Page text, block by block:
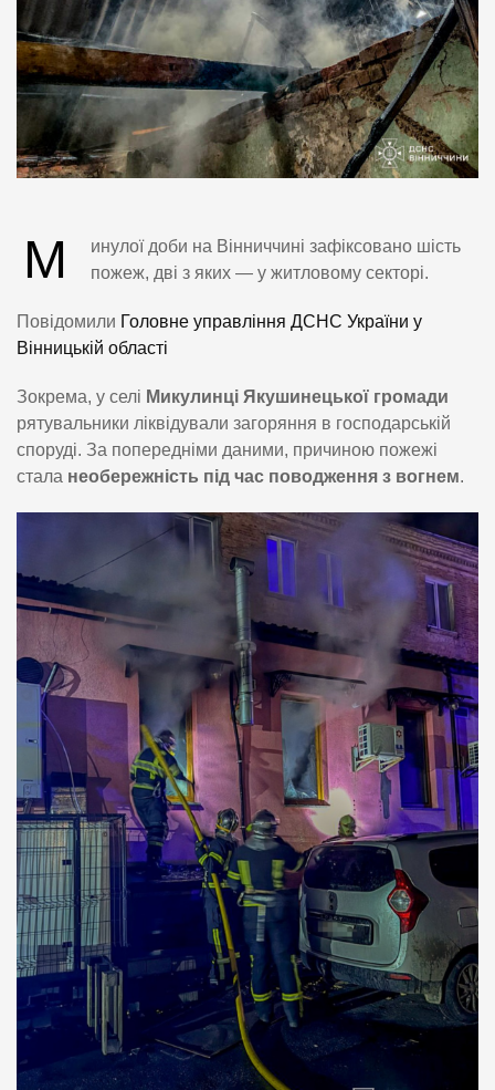
М
инулої доби на Вінниччині зафіксовано шість
пожеж, дві з яких — у житловому секторі.
Повідомили Головне управління ДСНС України у
Вінницькій області
Зокрема, у селі Микулинці Якушинецької громади
рятувальники ліквідували загоряння в господарській
споруді. За попередніми даними, причиною пожежі
стала необережність під час поводження з вогнем.